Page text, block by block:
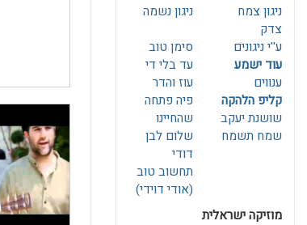
ניגון נשמה
ניגון צמח
צדק
סימן טוב
ע''י ניגונים
עד בלי די
עוד ישמע
עוז והדר
ענווים
פיה פתחה
קליפ הלהקה
שהחיינו
שושנת יעקב
שלום לבן
דודי
שמח תשמח
תחשוב טוב
(אודי דוידי)
מוזיקה ישראלית